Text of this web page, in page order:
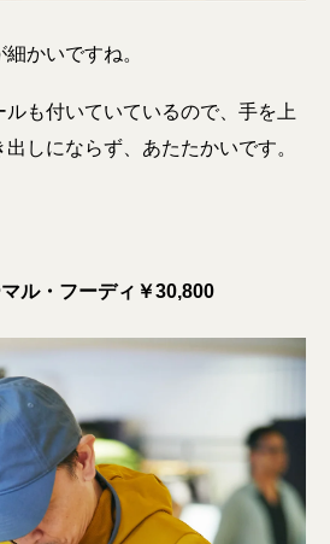
かいですね。
ルも付いていているので、手を上
しにならず、あたたかいです。
ル・フーディ￥30,800